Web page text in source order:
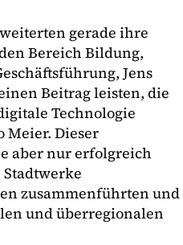
gerade ihre
Bereich Bildung,
Jens
Beitrag leisten, die
Technologie
Meier. Dieser
aber nur erfolgreich
zusammenführten und
und überregionalen